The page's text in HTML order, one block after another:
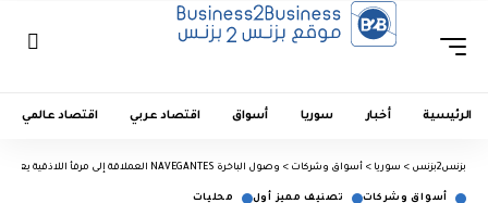
الرئيسية أخبار سوريا أسواق اقتصاد عربي اقتصاد عالمي
بزنس2بزنس > سوريا > أسواق وشركات > وصول الباخرة NAVEGANTES العملاقة إلى مرفأ اللاذقية يعزز مكانته كمركز بحري استراتيجي في المتوسط
أسواق وشركات تصنيف مميز أول محليات